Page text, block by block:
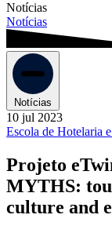
Notícias
Notícias
Notícias
10 jul 2023
Escola de Hotelaria
Projeto
MYTHS:
culture and